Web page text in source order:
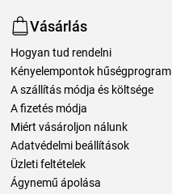
Vásárlás
Hogyan tud rendelni
Kényelempontok hűségprogram
A szállítás módja és költsége
A fizetés módja
Miért vásároljon nálunk
Adatvédelmi beállítások
Üzleti feltételek
Ágynemű ápolása